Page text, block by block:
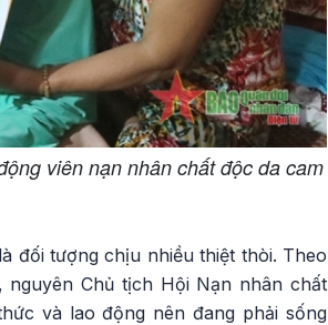
viên nạn nhân chất độc da cam
đối tượng chịu nhiều thiệt thòi. Theo
Chủ tịch Hội Nạn nhân chất
và lao động nên đang phải sống